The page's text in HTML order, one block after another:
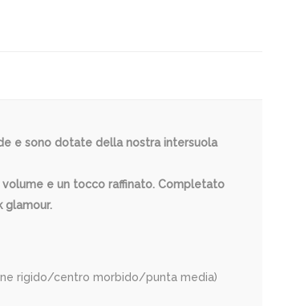
e sono dotate della nostra intersuola
e un tocco raffinato. Completato
glamour.
rigido/centro morbido/punta media)